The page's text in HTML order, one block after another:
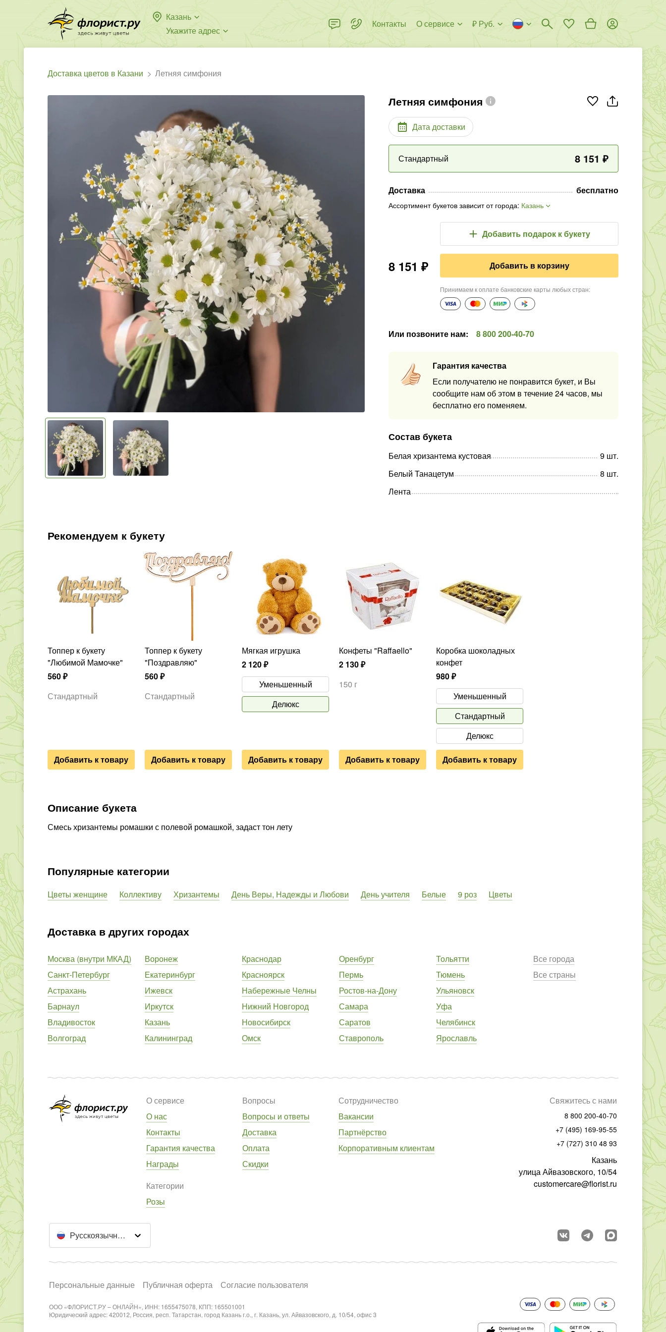
Казань
Укажите адрес
Контакты О сервисе ₽ Руб.
Доставка цветов в Казани Летняя симфония
Летняя симфония
Дата доставки
Стандартный 8 151 ₽
Доставка бесплатно
Ассортимент букетов зависит от города: Казань
8 151 ₽
Добавить подарок к букету
Добавить в корзину
Принимаем к оплате банковские карты любых стран:
Или позвоните нам: 8 800 200-40-70
Гарантия качества
Если получателю не понравится букет, и Вы
сообщите нам об этом в течение 24 часов, мы
бесплатно его поменяем.
Состав букета
Белая хризантема кустовая 9 шт.
Белый Танацетум
8 шт.
Лента
Рекомендуем к букету
Топпер к букету
"Любимой Мамочке"
560₽
Стандартный
Добавить к товару
Топпер к букету
"Поздравляю"
560₽
Стандартный
Добавить к товару
Мягкая игрушка
2 120₽
Уменьшенный
Делюкс
Добавить к товару
Конфеты "Raffaello"
2 130₽
150 г
Добавить к товару
Коробка шоколадных
конфет
980₽
Уменьшенный
Стандартный
Делюкс
Добавить к товару
Описание букета
Смесь хризантемы ромашки с полевой ромашкой, задаст тон лету
Популярные категории
Цветы женщине Коллективу Хризантемы День Веры, Надежды и Любови День учителя Белые 9 роз Цветы
Доставка в других городах
Москва (внутри МКАД)
Санкт-Петербург
Астрахань
Барнаул
Владивосток
Волгоград
Воронеж
Екатеринбург
Ижевск
Иркутск
Казань
Калининград
Краснодар
Красноярск
Набережные Челны
Нижний Новгород
Новосибирск
Омск
Оренбург
Пермь
Ростов-на-Дону
Самара
Саратов
Ставрополь
Тольятти
Тюмень
Ульяновск
Уфа
Челябинск
Ярославль
Все города
Все страны
О сервисе
О нас
Контакты
Гарантия качества
Награды
Вопросы
Вопросы и ответы
Доставка
Оплата
Скидки
Сотрудничество
Вакансии
Партнёрство
Корпоративным клиентам
Категории
Розы
Свяжитесь с нами
8 800 200-40-70
+7 (495) 169-95-55
+7 (727) 310 48 93
Казань
улица Айвазовского, 10/54
customercare@florist.ru
Русскоязычный сайт
Персональные данные Публичная оферта Согласие пользователя
ООО «ФЛОРИСТ.РУ – ОНЛАЙН», ИНН: 1655475078, КПП: 165501001
Юридический адрес: 420012, Россия, респ. Татарстан, город Казань г.о., г. Казань, ул. Айвазовского, д. 10/54, офис 3